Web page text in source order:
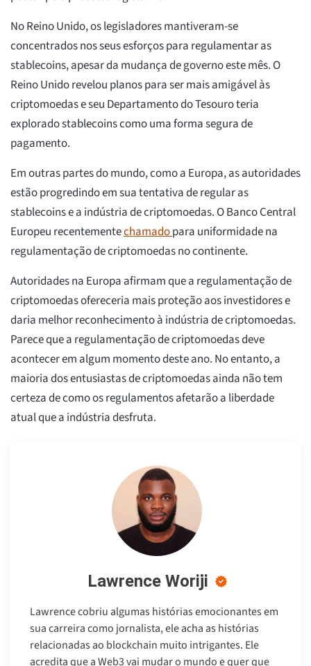
No Reino Unido, os legisladores mantiveram-se
concentrados nos seus esforços para regulamentar as
stablecoins, apesar da mudança de governo este mês. O
Reino Unido revelou planos para ser mais amigável às
criptomoedas e seu Departamento do Tesouro teria
explorado stablecoins como uma forma segura de
pagamento.
Em outras partes do mundo, como a Europa, as autoridades
estão progredindo em sua tentativa de regular as
stablecoins e a indústria de criptomoedas. O Banco Central
Europeu recentementechamadopara uniformidade na
regulamentação de criptomoedas no continente.
Autoridades na Europa afirmam que a regulamentação de
criptomoedas ofereceria mais proteção aos investidores e
daria melhor reconhecimento à indústria de criptomoedas.
Parece que a regulamentação de criptomoedas deve
acontecer em algum momento deste ano. No entanto, a
maioria dos entusiastas de criptomoedas ainda não tem
certeza de como os regulamentos afetarão a liberdade
atual que a indústria desfruta.
Lawrence Woriji
Lawrence cobriu algumas histórias emocionantes em
sua carreira como jornalista, ele acha as histórias
relacionadas ao blockchain muito intrigantes. Ele
acredita que a Web3 vai mudar o mundo e quer que